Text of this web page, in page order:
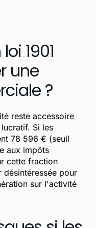
1901
une
?
reste accessoire
Si les
78 596 € (seuil
aux impôts
cette fraction
pour
sur l'activité